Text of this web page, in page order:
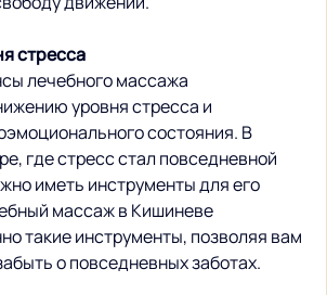
стресса
лечебного массажа
уровня стресса и
состояния. В
где стресс стал повседневной
иметь инструменты для его
массаж в Кишиневе
такие инструменты, позволяя вам
о повседневных заботах.